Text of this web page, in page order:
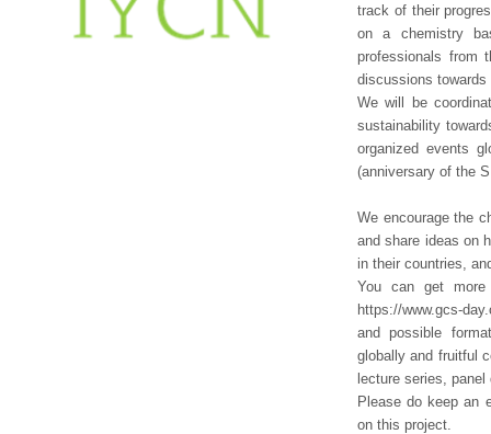
track of their
on a chemistry
professionals from
discussions
We will be
sustainability
organized events
(anniversary of the
We encourage the
and share ideas on
in their countries,
You can get more
https://www.gcs-
and possible
globally and fruitful
lecture series,
Please do keep an
on this project.